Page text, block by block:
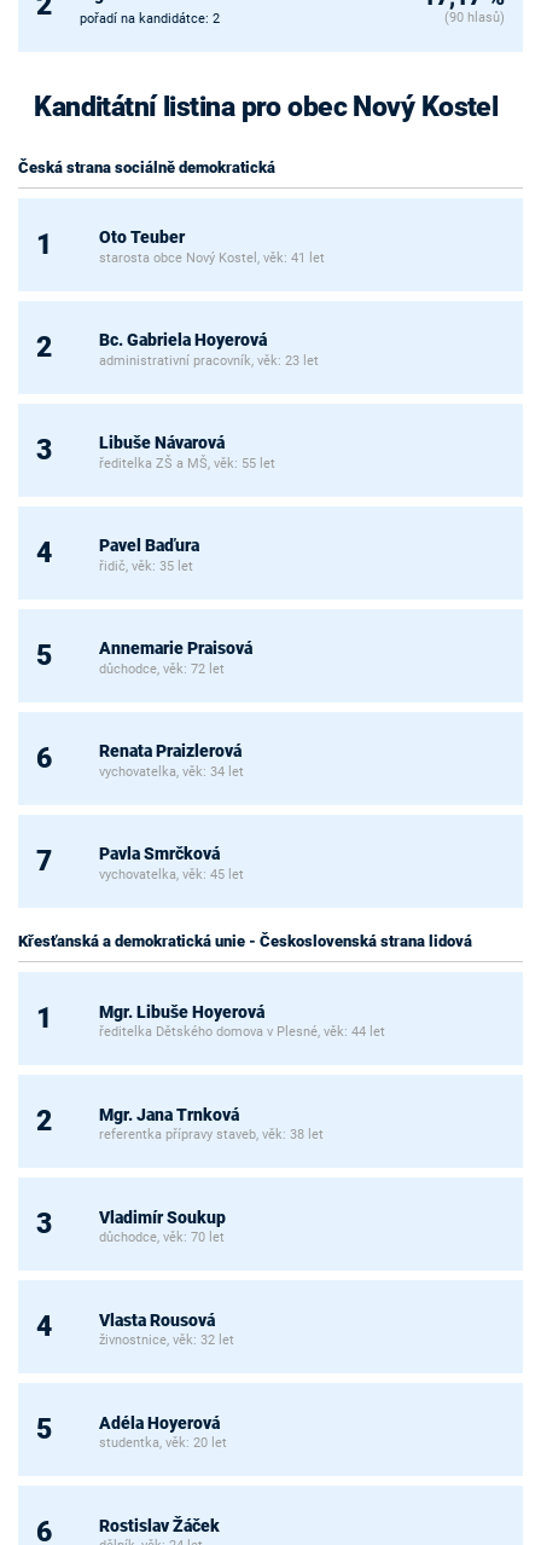
pořadí na kandidátce: 2 (90 hlasů)
Kanditátní listina pro obec Nový Kostel
Česká strana sociálně demokratická
1 Oto Teuber
starosta obce Nový Kostel, věk: 41 let
2 Bc. Gabriela Hoyerová
administrativní pracovník, věk: 23 let
3 Libuše Návarová
ředitelka ZŠ a MŠ, věk: 55 let
4 Pavel Baďura
řidič, věk: 35 let
5 Annemarie Praisová
důchodce, věk: 72 let
6 Renata Praizlerová
vychovatelka, věk: 34 let
7 Pavla Smrčková
vychovatelka, věk: 45 let
Křesťanská a demokratická unie - Československá strana lidová
1 Mgr. Libuše Hoyerová
ředitelka Dětského domova v Plesné, věk: 44 let
2 Mgr. Jana Trnková
referentka přípravy staveb, věk: 38 let
3 Vladimír Soukup
důchodce, věk: 70 let
4 Vlasta Rousová
živnostnice, věk: 32 let
5 Adéla Hoyerová
studentka, věk: 20 let
6 Rostislav Žáček